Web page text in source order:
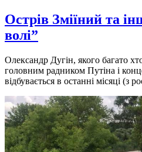
Острів Зміїний та
волі”
Олександр Дугін, якого багато
головним радником Путіна і
відбувається в останні місяці (з